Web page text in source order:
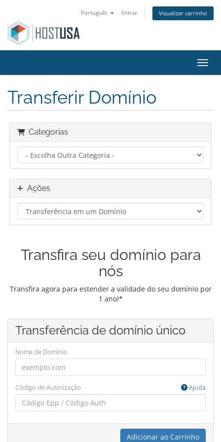
Português Entrar Visualizar carrinho
Transferir Domínio
Categorias
Ações
Transfira seu domínio para
nós
Transfira agora para estender a validade do seu domínio por
1 ano!*
Transferência de domínio único
Nome de Domínio
Código de Autorização Ajuda
Adicionar ao Carrinho